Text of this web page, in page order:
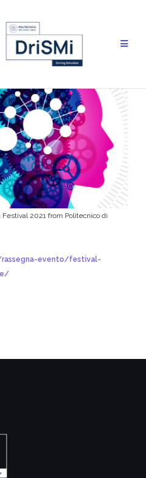
2021 from Politecnico di
evento/festival-